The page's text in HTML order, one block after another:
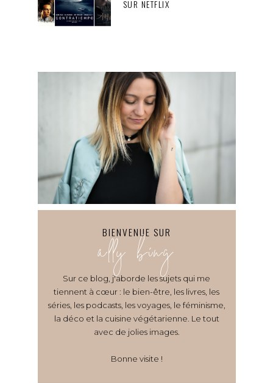
SUR NETFLIX
BIENVENUE SUR
ally bing
Sur ce blog, j'aborde les sujets qui me
tiennent à cœur : le bien-être, les livres, les
séries, les podcasts, les voyages, le féminisme,
la déco et la cuisine végétarienne. Le tout
avec de jolies images.
Bonne visite !